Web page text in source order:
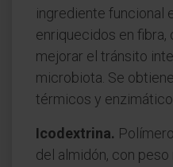
ingrediente funcional
enriquecidos en fibra,
mejorar el tránsito
microbiota. Se
térmicos y
Icodextrina.
del almidón, con